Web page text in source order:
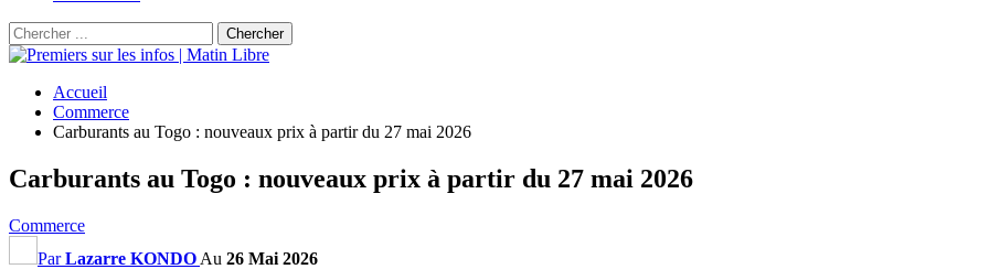
Accueil
Commerce
Carburants au Togo : nouveaux prix à partir du 27 mai 2026
Carburants au Togo : nouveaux prix à partir du 27 mai 2026
Commerce
ParLazarre KONDO Au 26 Mai 2026